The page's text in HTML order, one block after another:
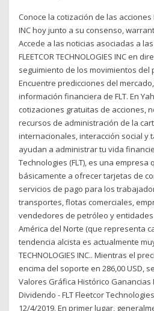
Conoce la cotización de las acciones
INC hoy junto a su consenso,
Accede a las noticias asociadas a
FLEETCOR TECHNOLOGIES INC en
seguimiento de los movimientos del
Encuentre predicciones del
información financiera de FLT. En
cotizaciones gratuitas de acciones,
recursos de administración de la
internacionales, interacción social y
ayudan a administrar tu vida
Technologies (FLT), es una empresa
básicamente a ofrecer tarjetas de
servicios de pago para los
transportes, flotas comerciales,
vendedores de petróleo y
América del Norte (que representa
tendencia alcista es actualmente
TECHNOLOGIES INC.. Mientras el
encima del soporte en 286,00 USD,
Valores Gráfica Histórico Ganancias
Dividendo - FLT Fleetcor
12/4/2019. En primer lugar,